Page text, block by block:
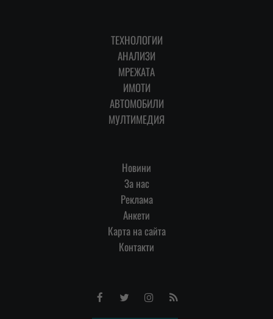
ТЕХНОЛОГИИ
АНАЛИЗИ
МРЕЖАТА
ИМОТИ
АВТОМОБИЛИ
МУЛТИМЕДИЯ
Новини
За нас
Реклама
Анкети
Карта на сайта
Контакти
FacebookTwitterInstagram
RSS